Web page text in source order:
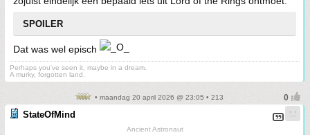
SPOILER
Dat was wel episch
Perhaps you've seen it, maybe in a dream.
A murky, forgotten land.
• maandag 20 april 2026 @ 23:05 • 213
StateOfMind
Ancient Astronaut